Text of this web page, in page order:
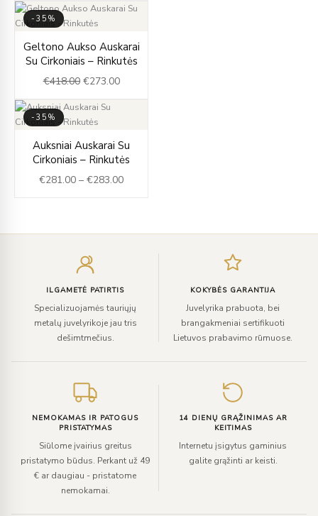
-35%
Geltono Aukso Auskarai
Su Cirkoniais – Rinkutės
€418.00
price
was:
€418.00.
€273.00
price
is:
€273.00.
-35%
Auksniai Auskarai Su
Cirkoniais – Rinkutės
€281.00 – €283.00
range:
€281.00
through
ILGAMETĖ PATIRTIS
Specializuojamės tauriųjų
metalų juvelyrikoje jau tris
dešimtmečius.
KOKYBĖS GARANTIJA
Juvelyrika prabuota, bei
brangakmeniai sertifikuoti
Lietuvos prabavimo rūmuose.
NEMOKAMAS IR PATOGUS
PRISTATYMAS
Siūlome įvairius greitus
pristatymo būdus. Perkant už 49
€ ar daugiau - pristatome
nemokamai.
14 DIENŲ GRĄŽINIMAS AR
KEITIMAS
Internetu įsigytus gaminius
galite grąžinti ar keisti.